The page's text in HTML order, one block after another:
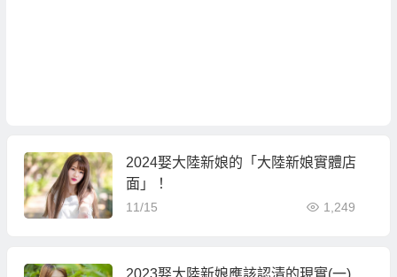
2024娶大陸新娘的「大陸新娘實體店
面」！
11/15 1,249